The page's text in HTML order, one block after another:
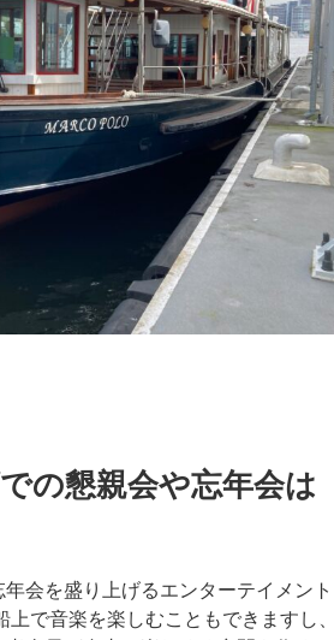
の懇親会や忘年会は
会を盛り上げるエンターテイメント
で音楽を楽しむこともできますし、